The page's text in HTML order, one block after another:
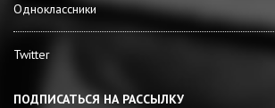
Одноклассники
Twitter
ПОДПИСАТЬСЯ НА РАССЫЛКУ